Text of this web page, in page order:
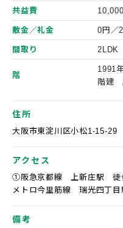
共益費
敷金／礼金 0円／
間取り 2LDK
階
1991
階建
住所
大阪市東淀川区小松1-15-29
アクセス
①阪急京都線 上
メトロ今里筋線 瑞光四丁
備考